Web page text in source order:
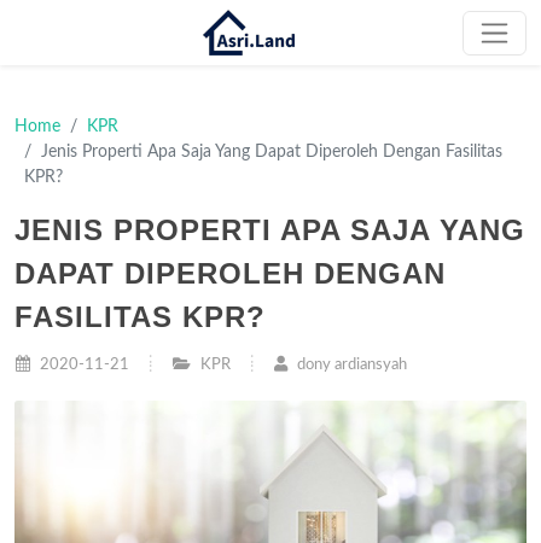
Home
KPR
Jenis Properti Apa Saja Yang Dapat Diperoleh Dengan Fasilitas
KPR?
JENIS PROPERTI APA SAJA YANG
DAPAT DIPEROLEH DENGAN
FASILITAS KPR?
2020-11-21 KPR dony ardiansyah